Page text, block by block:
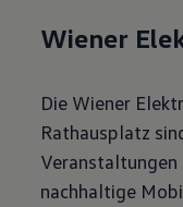
Wiener
Die Wiener
Rathausplatz
nachhaltige